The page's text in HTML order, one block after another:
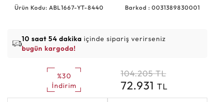
Ürün Kodu: ABL1667-YT-8440 Barkod : 0031389830001
10 saat 54 dakika içinde sipariş verirseniz
bugün kargoda!
%30
İndirim
104.205 TL
72.931 TL